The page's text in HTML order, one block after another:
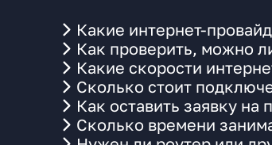
Какие интернет-
Как проверить, можно
Какие скорости
Сколько стоит
Как оставить заявку
Сколько времени